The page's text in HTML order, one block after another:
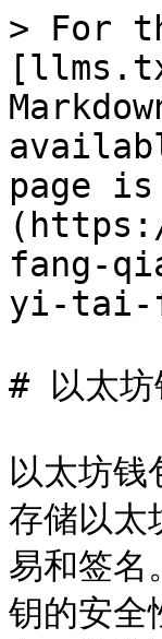
> For
page
fang-
yi-tai-
# 以太坊
以太坊
存储以太
易和签名
钥的安全